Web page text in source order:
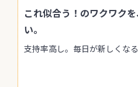
これ似合う！のワクワク
い。
支持率高し。毎日が新しくな